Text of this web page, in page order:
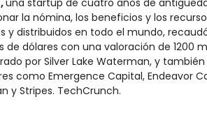
una startup de cuatro años de
la nómina, los beneficios y los
y distribuidos en todo el mundo,
de dólares con una valoración de 1200
por Silver Lake Waterman, y
como Emergence Capital, Endeavor
y Stripes. TechCrunch.